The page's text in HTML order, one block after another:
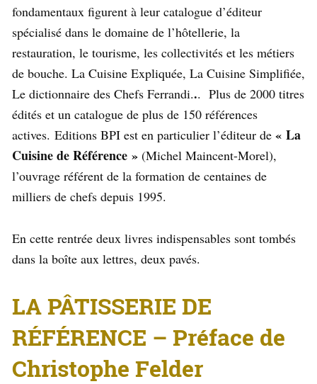
fondamentaux figurent à leur catalogue d’éditeur
spécialisé dans le domaine de l’hôtellerie, la
restauration, le tourisme, les collectivités et les métiers
de bouche. La Cuisine Expliquée, La Cuisine Simplifiée,
Le dictionnaire des Chefs Ferrandi... Plus de 2000 titres
édités et un catalogue de plus de 150 références
actives. Editions BPI est en particulier l’éditeur de « La
Cuisine de Référence » (Michel Maincent-Morel),
l’ouvrage référent de la formation de centaines de
milliers de chefs depuis 1995.
En cette rentrée deux livres indispensables sont tombés
dans la boîte aux lettres, deux pavés.
LA PÂTISSERIE DE
RÉFÉRENCE – Préface de
Christophe Felder